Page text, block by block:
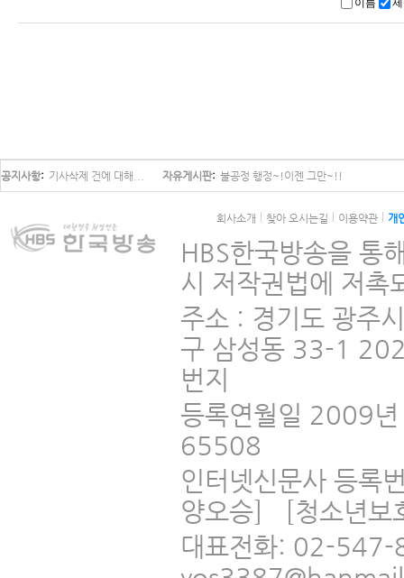
이름
공지사항 기사삭제 건에 대해... 자유게시판 불공정 행정~!이젠 그만~!!
회사소개 찾아 오시는길 이용약관 개
HBS한국방송을 통
시 저작권법에 저촉
주소 : 경기도 광주
구 삼성동 33-1
번지
등록연월일 2009
65508
인터넷신문사 등
양오승] [청소년보
대표전화: 02-